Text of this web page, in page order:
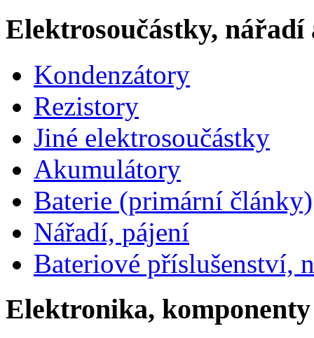
Elektrosoučástky, nářadí
Kondenzátory
Rezistory
Jiné elektrosoučástky
Akumulátory
Baterie (primární články)
Nářadí, pájení
Bateriové příslušenství,
Elektronika, komponenty